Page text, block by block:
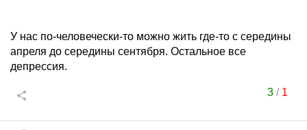
У нас по-человечески-то можно жить где-то с середины
апреля до середины сентября. Остальное все
депрессия.
3/ 1